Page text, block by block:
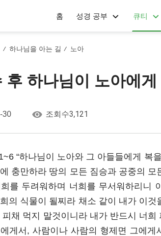
홈 성경 공부 큐티
/ 하나님을 아는 길 / 노아
후 하나님이 노아에
30 조회수3,121
“하나님이 노아와 그 아들들에게 복
충만하라 땅의 모든 짐승과 공중의
를 두려워하며 너희를 무서워하리니
의 식물이 될찌라 채소 같이 내가 이
피채 먹지 말것이니라 내가 반드시 너
게서, 사람이나 사람의 형제면 그에